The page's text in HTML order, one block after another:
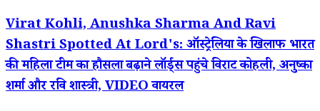
Virat Kohli, Anushka Sharma And Ravi
Shastri Spotted At Lord's: ऑस्ट्रेलिया के खिलाफ भारत
की महिला टीम का हौसला बढ़ाने लॉर्ड्स पहुंचे विराट कोहली, अनुष्का
शर्मा और रवि शास्त्री, VIDEO वायरल